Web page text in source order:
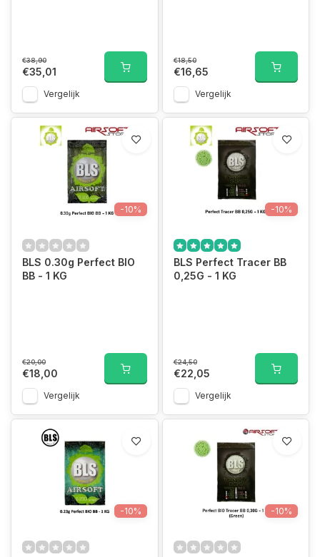
€38,90
€35,01
Vergelijk
€18,50
€16,65
Vergelijk
-10%
BLS 0.30g Perfect BIO
BB - 1 KG
€20,00
€18,00
Vergelijk
-10%
BLS Perfect Tracer BB
0,25G - 1 KG
€24,50
€22,05
Vergelijk
-10% -10%